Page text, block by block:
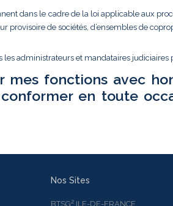
dans le cadre de la loi applicable aux
provisoire de sociétés, d’ensembles de
les administrateurs et mandataires judiciaires
mes fonctions avec
en toute
Nos Sites
BTSG² ILE-DE-FRANCE